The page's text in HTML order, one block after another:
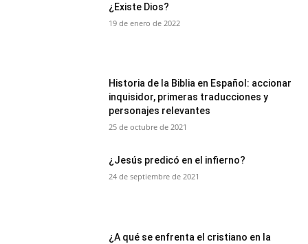
¿Existe Dios?
19 de enero de 2022
Historia de la Biblia en Español: accionar
inquisidor, primeras traducciones y
personajes relevantes
25 de octubre de 2021
¿Jesús predicó en el infierno?
24 de septiembre de 2021
¿A qué se enfrenta el cristiano en la